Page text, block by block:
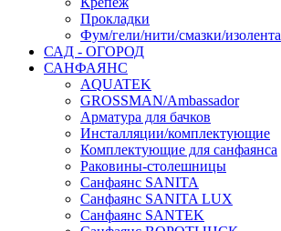
Прокладки
Фум/гели/нити/смазки/изолента
САД - ОГОРОД
САНФАЯНС
AQUATEK
GROSSMAN/Ambassador
Арматура для бачков
Инсталляции/комплектующие
Комплектующие для санфаянса
Раковины-столешницы
Санфаянс SANITA
Санфаянс SANITA LUX
Санфаянс SANTEK